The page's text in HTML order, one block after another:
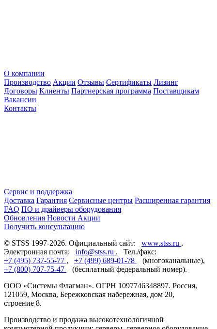
О компании
Производство Акции Отзывы Сертификаты Лизинг
Договоры Клиенты Партнерская программа Поставщикам
Вакансии
Контакты
Сервис и поддержка
Доставка Гарантия Сервисные центры Расширенная гарантия
FAQ ПО и драйверы оборудования
Обновления Новости Акции
Получить консультацию
© STSS 1997-2026. Официальный сайт: www.stss.ru .
Электронная почта: info@stss.ru . Тел./факс:
+7 (495) 737-55-77 , +7 (499) 689-01-78
(многоканальные),
+7 (800) 707-75-47
(бесплатный федеральный номер).
ООО «Системы Флагман». ОГРН 1097746348897. Россия,
121059, Москва, Бережковская набережная, дом 20,
строение 8.
Производство и продажа высокотехнологичной